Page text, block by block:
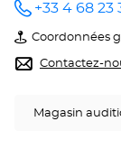
Appeler
le point
de vente
Opticien
+33 4 68 23
Coordonnées
du
point
de
Contactez-
Magasin